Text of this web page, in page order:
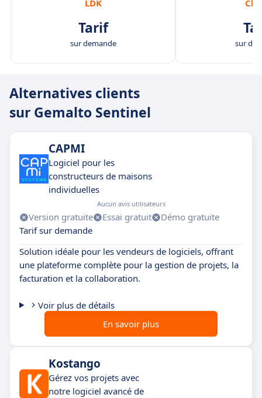
LDK
Tarif
sur demande sur
Alternatives clients
sur Gemalto Sentinel
CAPMI
Logiciel pour les
constructeurs de maisons
individuelles
Aucun avis utilisateurs
Version gratuite Essai gratuit
Démo gratuite
Tarif sur demande
Solution idéale pour les vendeurs de logiciels, offrant
une plateforme complète pour la gestion de projets, la
facturation et la collaboration.
Voir plus de détails
En savoir plus
Kostango
Gérez vos projets avec
notre logiciel avancé de